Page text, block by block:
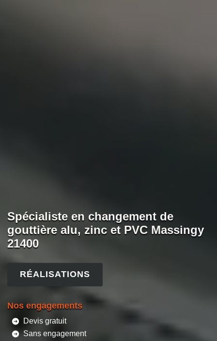
Spécialiste en changement de
gouttière alu, zinc et PVC Massingy
21400
RÉALISATIONS
Nos engagements
Devis gratuit
Sans engagement